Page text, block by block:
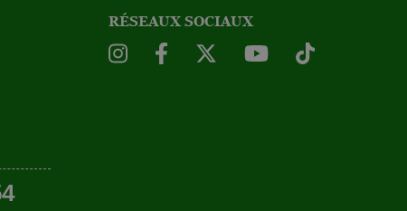
RÉSEAUX SOCIAUX